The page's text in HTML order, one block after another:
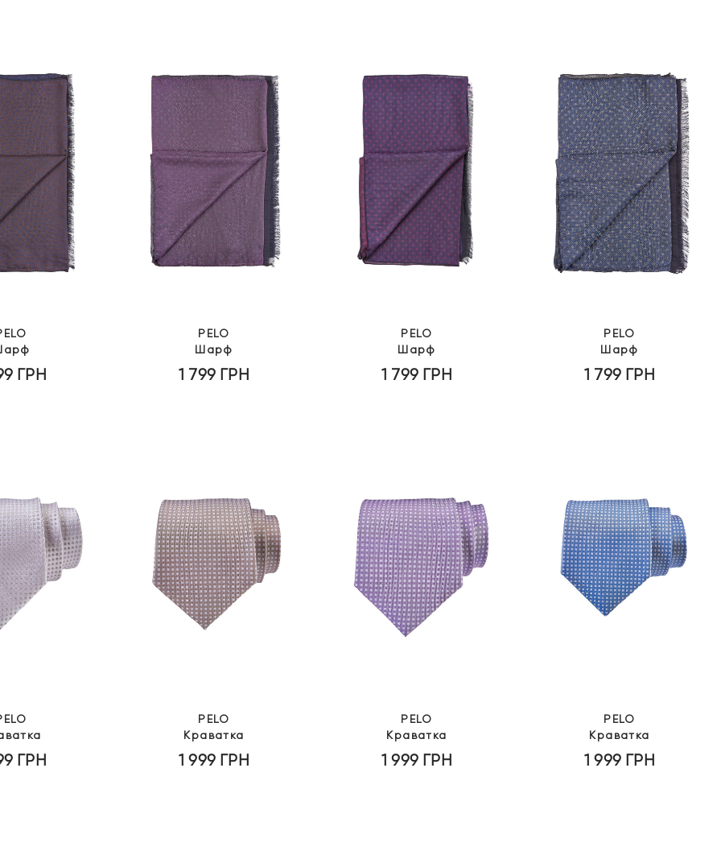
ГРН
PELO
Шарф
1 799 ГРН
PELO
Шарф
1 799 ГРН
PELO
Шарф
1 799 ГРН
ГРН
PELO
Краватка
1 999 ГРН
PELO
Краватка
1 999 ГРН
PELO
Краватка
1 999 ГРН